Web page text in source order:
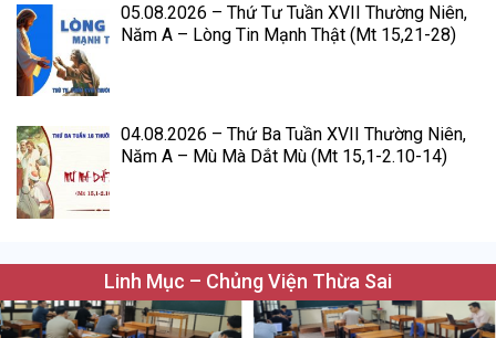
05.08.2026 – Thứ Tư Tuần XVII Thường Niên,
Năm A – Lòng Tin Mạnh Thật (Mt 15,21-28)
04.08.2026 – Thứ Ba Tuần XVII Thường Niên,
Năm A – Mù Mà Dắt Mù (Mt 15,1-2.10-14)
Linh Mục – Chủng Viện Thừa Sai